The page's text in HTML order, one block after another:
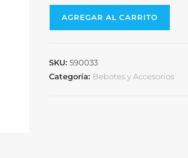
AGREGAR AL CARRITO
SKU:590033
Categoría: Bebotes y Accesorios